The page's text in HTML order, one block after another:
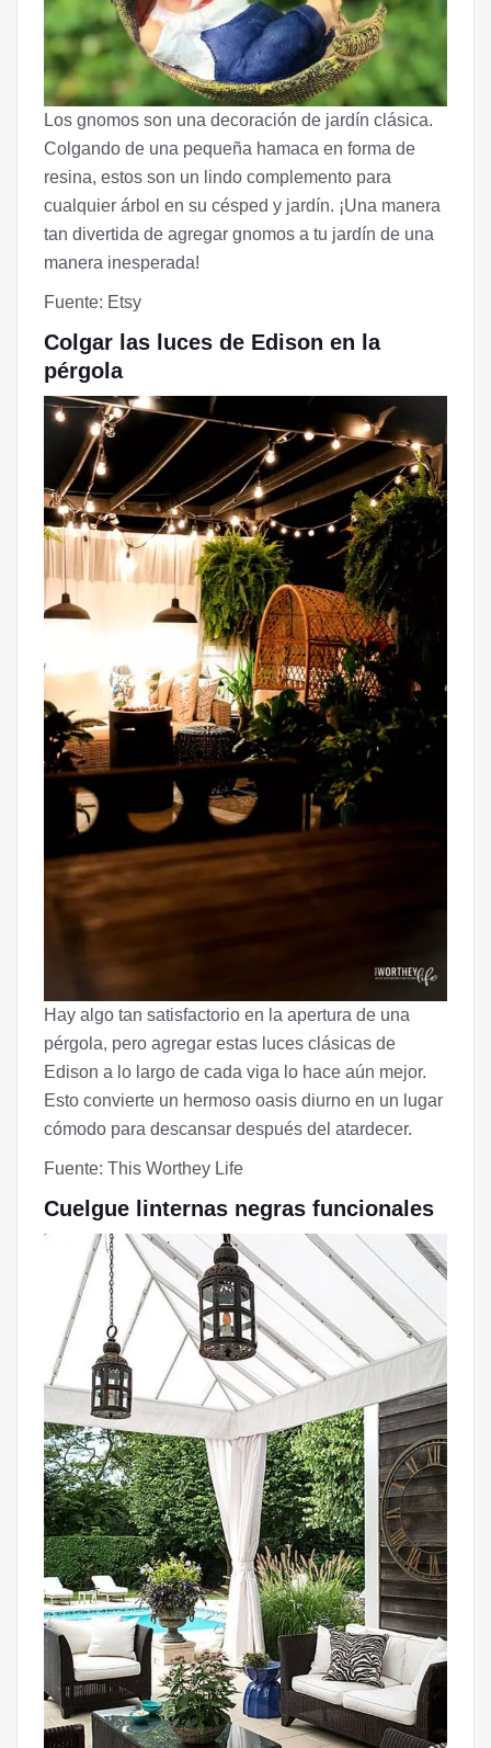
Los gnomos son una decoración de jardín clásica.
Colgando de una pequeña hamaca en forma de
resina, estos son un lindo complemento para
cualquier árbol en su césped y jardín. ¡Una manera
tan divertida de agregar gnomos a tu jardín de una
manera inesperada!
Fuente: Etsy
Colgar las luces de Edison en la
pérgola
Hay algo tan satisfactorio en la apertura de una
pérgola, pero agregar estas luces clásicas de
Edison a lo largo de cada viga lo hace aún mejor.
Esto convierte un hermoso oasis diurno en un lugar
cómodo para descansar después del atardecer.
Fuente: This Worthey Life
Cuelgue linternas negras funcionales